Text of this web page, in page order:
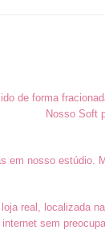
de forma
Nosso Soft
nosso estúdio.
real, localizada
sem